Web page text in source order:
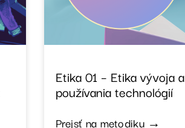
Etika 01 – Etika vývoja a
používania technológií
Prejsť na metodiku →